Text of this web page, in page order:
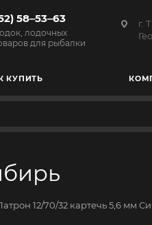
58‒53‒63
лодочных
для рыбалки
г.
КУПИТЬ
12/70/32 картечь 5,6 мм